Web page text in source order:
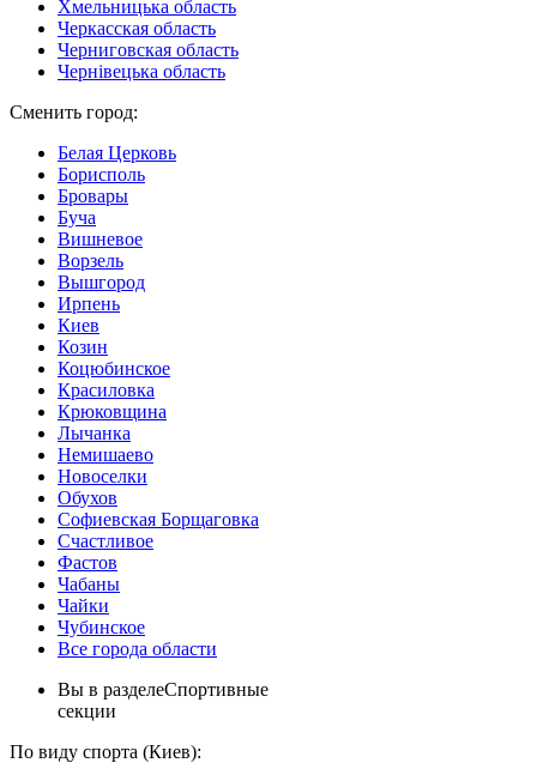
Хмельницька область
Черкасская область
Черниговская область
Чернівецька область
Сменить город:
Белая Церковь
Борисполь
Бровары
Буча
Вишневое
Ворзель
Вышгород
Ирпень
Киев
Козин
Коцюбинское
Красиловка
Крюковщина
Лычанка
Немишаево
Новоселки
Обухов
Софиевская Борщаговка
Счастливое
Фастов
Чабаны
Чайки
Чубинское
Все города области
Вы в разделеСпортивные
секции
По виду спорта (Киев):